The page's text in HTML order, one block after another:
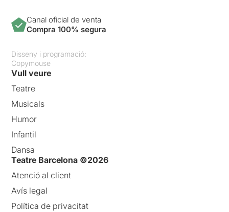
Canal oficial de venta
Compra 100% segura
Disseny i programació:
Copymouse
Vull veure
Teatre
Musicals
Humor
Infantil
Dansa
Teatre Barcelona ©2026
Atenció al client
Avís legal
Política de privacitat